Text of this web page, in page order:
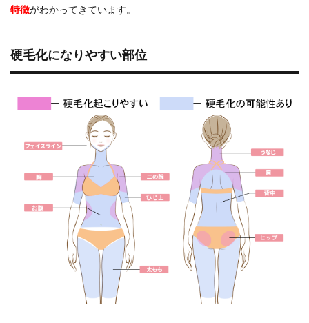
特徴がわかってきています。
硬毛化になりやすい部位